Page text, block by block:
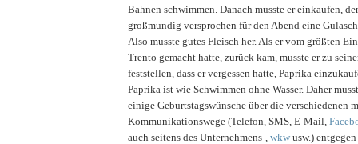
Bahnen schwimmen. Danach musste er einkaufen,
großmundig versprochen für den Abend eine
Also musste gutes Fleisch her. Als er vom größten
Trento gemacht hatte, zurück kam, musste er zu
feststellen, dass er vergessen hatte, Paprika
Paprika ist wie Schwimmen ohne Wasser. Daher
einige Geburtstagswünsche über die verschiedenen
Kommunikationswege (Telefon, SMS, E-Mail,
auch seitens des Unternehmens-, wkw usw.)